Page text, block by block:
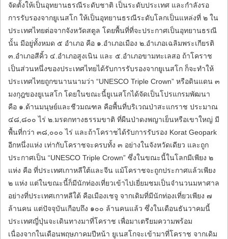
จัดตั้งให้เป็นอุทยานธรณีระดับชาติ เป็นระดับประเทศ และกำลังรอ
การรับรองจากยูเนสโก ให้เป็นอุทยานธรณีระดับโลกเป็นแหล่งที่ ๒ ใน
ประเทศไทยต่อจากจังหวัดสตูล โดยพื้นที่ที่จะประกาศเป็นอุทยานธรณี
นั้น มีอยู่ทั้งหมด ๕ อำเภอ คือ ๑.อำเภอเมือง ๒.อำเภอเฉลิมพระเกียรติ
๓.อำเภอสีคิ้ว ๔.อำเภอสูงเนิน และ ๕.อำเภอขามทะเลสอ ถ้าโคราช
เป็นส่วนหนึ่งของประเทศไทยได้รับการรับรองจากยูเนสโก ก็จะทำให้
ประเทศไทยถูกขนานนามว่า “UNESCO Triple Crown” หรือดินแดน ๓
มงกุฎของยูเนสโก โดยในขณะนี้ยูเนสโกได้จัดเป็นโปรแกรมพัฒนา
คือ ๑.ด้านมนุษย์และชีวมณฑล คือพื้นที่บริเวณป่าสะแกราช ประมาณ
๔๘,๘๐๐ ไร่ ๒.มรดกทางธรรมขาติ ที่ผืนป่าดงพญาเย็นหรือเขาใหญ่ มี
พื้นที่กว่า ๓๘,๐๐๐ ไร่ และถ้าโคราชได้รับการรับรอง Korat Geopark
อีกหนึ่งแห่ง เท่ากับโคราชจะครบทั้ง ๓ อย่างในจังหวัดเดียว และถูก
ประกาศเป็น “UNESCO Triple Crown” ซึ่งในขณะนี้ในโลกมีเพียง ๒
แห่ง คือ ที่ประเทศเกาหลีใต้และจีน แม้โคราชจะถูกประกาศแล้วเพียง
๒ แห่ง แต่ในขณะนี้ก็มีนักท่องเที่ยวเข้าไปเยี่ยมชมเป็นจำนวนมหาศาล
อย่างที่ประเทศเกาหลีใต้ คือเมืองเชจู จากเดิมที่มีนักท่องเที่ยวเพียง ๗
ล้านคน แต่ปัจจุบันเกือบถึง ๑๐๐ ล้านคนแล้ว ซึ่งในเดือนธันวาคมนี้
ประเทศญี่ปุ่นจะเดินทางมาที่โคราช เพื่อมาเตรียมความพร้อม
เนื่องจากในเดือนพฤษภาคมปีหน้า ยูเนสโกจะเข้ามาที่โคราช จากเดิม